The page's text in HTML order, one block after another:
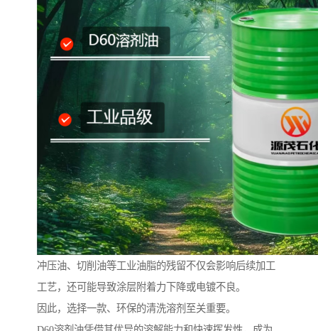
冲压油、切削油等工业油脂的残留不仅会影响后续加工
工艺，还可能导致涂层附着力下降或电镀不良。
因此，选择一款、环保的清洗溶剂至关重要。